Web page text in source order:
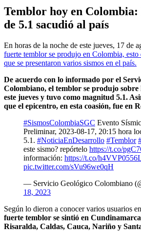
Temblor hoy en Colombia:
de 5.1 sacudió al país
En horas de la noche de este jueves, 17 de
fuerte temblor se produjo en Colombia, esto
que se presentaron varios sismos en el país.
De acuerdo con lo informado por el
Colombiano, el temblor se produjo sobre
este jueves y tuvo como magnitud 5.1.
que el epicentro, en esta coasión, fue en
#SismosColombiaSGC Evento
Preliminar, 2023-08-17, 20:15 hora
5.1. #NoticiaEnDesarrollo #Temblor
este sismo? repórtelo https://t.co/
información: https://t.co/
pic.twitter.com/sVu96we0qH
— Servicio Geológico Colombiano
18, 2023
Según lo dieron a conocer varios usuarios
fuerte temblor se sintió en
Risaralda, Caldas, Cauca, Nariño y